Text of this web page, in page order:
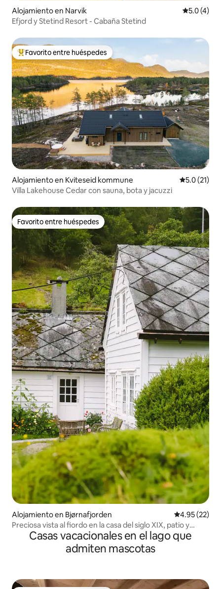
Alojamiento en Narvik
5.0 (4)
Efjord y Stetind Resort - Cabaña Stetind
Favorito entre huéspedes preferido
Favorito entre huéspedes
Alojamiento en Kviteseid kommune Calificación
5.0 (21)
Villa Lakehouse Cedar con sauna, bota y jacuzzi
Favorito entre huéspedes
Favorito entre huéspedes
Alojamiento en Bjørnafjorden Calificación
4.95 (22)
Preciosa vista al fiordo en la casa del siglo XIX, patio y
panadería
Casas vacacionales en el lago que
admiten mascotas